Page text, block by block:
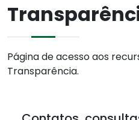
Página de acesso aos
Transparência.